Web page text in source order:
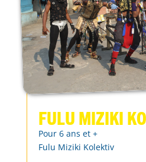
Fulu Miziki
Pour 6 ans et +
Fulu Miziki Kolektiv